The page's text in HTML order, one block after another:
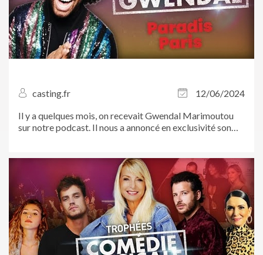
casting.fr
12/06/2024
Il y a quelques mois, on recevait Gwendal Marimoutou
sur notre podcast. Il nous a annoncé en exclusivité son